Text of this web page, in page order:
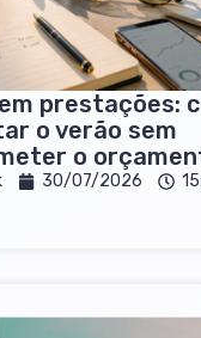
prestações:
o verão sem
o
30/07/2026